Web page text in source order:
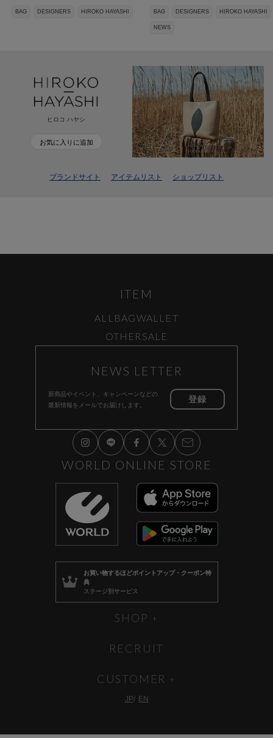
BAG DESIGNERS HIROKO HAYASHI BAG DESIGNERS HIROKO HAYASHI
NEWS
ヒロコ ハヤシ
お気に入りに追加
ブランドサイト アイテムリスト ショップリスト
ITEM
ALL BAGWALLET
OTHER SALE
NEWS LETTER
新商品やイベント、キャンペーンなどの
最新情報をメールでお届けします。
登録
WORLD ONLINE STORE
お買い物するほどポイントアップ・クーポン特
典
ステージ別サービス
SHOP
RECRUIT
CUSTOMER
JP EN